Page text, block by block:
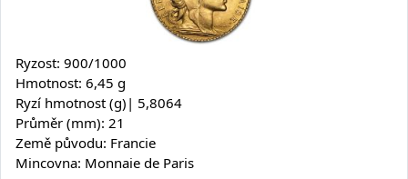
Ryzost: 900/1000
Hmotnost: 6,45 g
Ryzí hmotnost (g)| 5,8064
Průměr (mm): 21
Země původu: Francie
Mincovna: Monnaie de Paris